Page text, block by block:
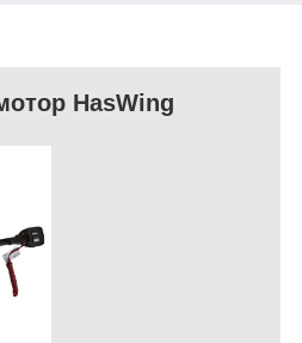
HasWing